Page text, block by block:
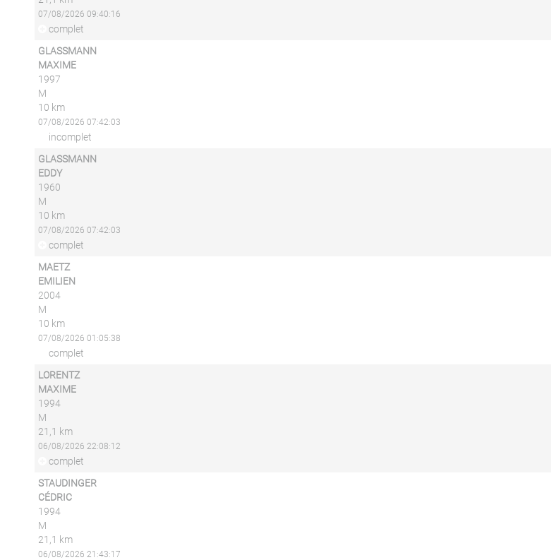
07/08/2026 09:40:16
complet
GLASSMANN
MAXIME
1997
M
10 km
07/08/2026 07:42:03
incomplet
GLASSMANN
EDDY
1960
M
10 km
07/08/2026 07:42:03
complet
MAETZ
EMILIEN
2004
M
10 km
07/08/2026 01:05:38
complet
LORENTZ
MAXIME
1994
M
21,1 km
06/08/2026 22:08:12
complet
STAUDINGER
CÉDRIC
1994
M
21,1 km
06/08/2026 21:43:17